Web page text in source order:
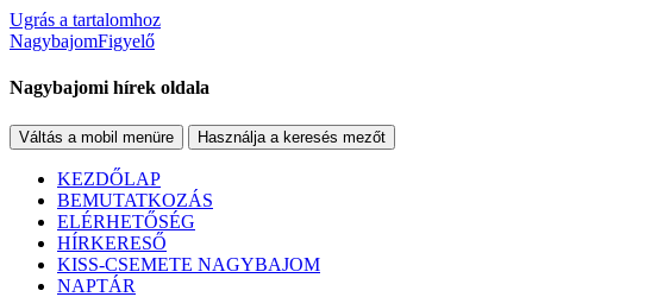
Ugrás a tartalomhoz
NagybajomFigyelő
Nagybajomi hírek oldala
Váltás a mobil menüre Használja a keresés mezőt
KEZDŐLAP
BEMUTATKOZÁS
ELÉRHETŐSÉG
HÍRKERESŐ
KISS-CSEMETE NAGYBAJOM
NAPTÁR